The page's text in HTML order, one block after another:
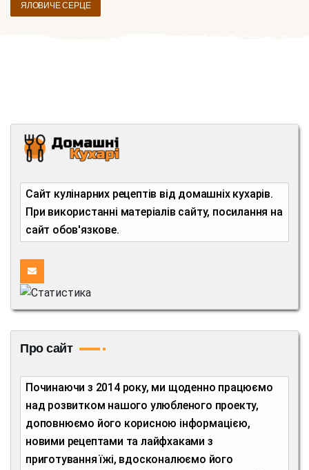
ЯЛОВИЧЕ СЕРЦЕ
Сайт кулінарних рецептів від домашніх кухарів.
При використанні матеріалів сайту, посилання на
сайт обов'язкове.
Про сайт
Починаючи з 2014 року, ми щоденно працюємо
над розвитком нашого улюбленого проекту,
доповнюємо його корисною інформацією,
новими рецептами та лайфхаками з
приготування їжі, вдосконалюємо його